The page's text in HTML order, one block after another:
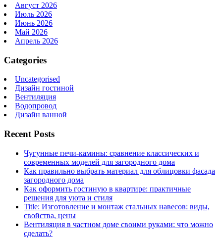
Август 2026
Июль 2026
Июнь 2026
Май 2026
Апрель 2026
Categories
Uncategorised
Дизайн гостиной
Вентиляция
Водопровод
Дизайн ванной
Recent Posts
Чугунные печи-камины: сравнение классических и
современных моделей для загородного дома
Как правильно выбрать материал для облицовки фасада
загородного дома
Как оформить гостиную в квартире: практичные
решения для уюта и стиля
Title: Изготовление и монтаж стальных навесов: виды,
свойства, цены
Вентиляция в частном доме своими руками: что можно
сделать?